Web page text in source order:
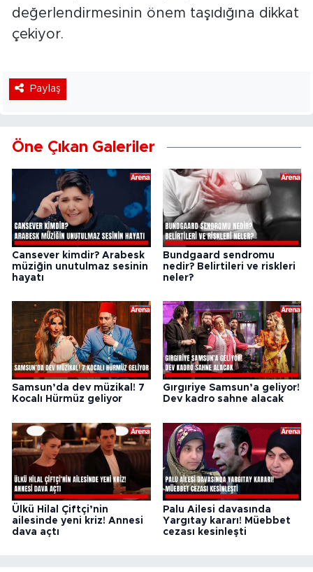
değerlendirmesinin önem taşıdığına dikkat
çekiyor.
Paylaş
Öne Çıkan Galeriler
Cansever kimdir? Arabesk
müziğin unutulmaz sesinin
hayatı
Bundgaard sendromu
nedir? Belirtileri ve riskleri
neler?
Samsun’da dev müzikal! 7
Kocalı Hürmüz geliyor
Gırgıriye Samsun’a geliyor!
Dev kadro sahne alacak
Ülkü Hilal Çiftçi’nin
ailesinde yeni kriz! Annesi
dava açtı
Palu Ailesi davasında
Yargıtay kararı! Müebbet
cezası kesinleşti